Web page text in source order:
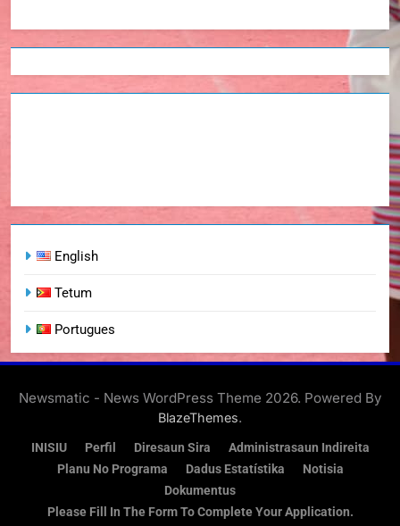
English
Tetum
Portugues
Newsmatic - News WordPress Theme 2026. Powered By
BlazeThemes.
INISIU Perfil Diresaun Sira
Administrasaun Indireita
Planu No Programa
Dadus Estatístika
Notisia
Dokumentus
Please Fill In The Form To Complete Your Application.